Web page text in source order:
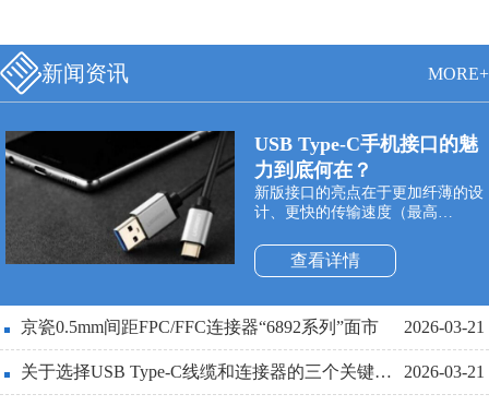
新闻资讯 MORE+
USB Type-C手机接口的魅
力到底何在？
新版接口的亮点在于更加纤薄的设
计、更快的传输速度（最高
（最高100W）。Type-C双面可插
接口最大的特点是支持USB接口双
不准”的世界性难题，正反面随便
插。同时与它配套使用的USB数据
线也必须更细和更轻便。
查看详情
京瓷0.5mm间距FPC/FFC连接器“6892系列”面市 2026-03-21
关于选择USB Type-C线缆和连接器的三个关键设计点详解 2026-03-21